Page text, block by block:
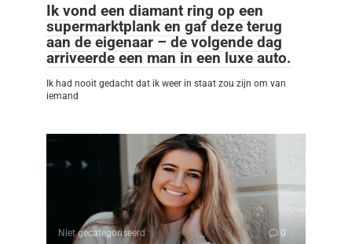
Ik vond een diamant ring op een
supermarktplank en gaf deze terug
aan de eigenaar – de volgende dag
arriveerde een man in een luxe auto.
Ik had nooit gedacht dat ik weer in staat zou zijn om van
iemand
Niet gecategoriseerd 0